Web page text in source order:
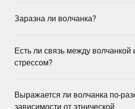
Заразна ли волчанка?
Есть ли связь между волчанкой
стрессом?
Выражается ли волчанка по-
зависимости от этнической